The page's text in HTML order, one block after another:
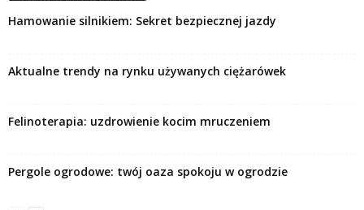
Hamowanie silnikiem: Sekret bezpiecznej jazdy
Aktualne trendy na rynku używanych ciężarówek
Felinoterapia: uzdrowienie kocim mruczeniem
Pergole ogrodowe: twój oaza spokoju w ogrodzie